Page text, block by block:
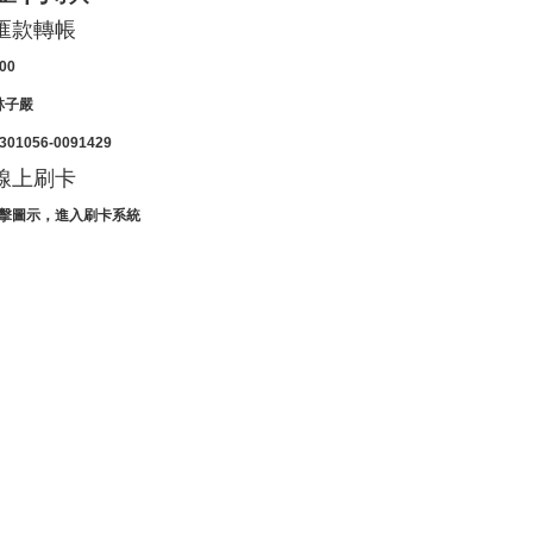
款轉帳
子嚴
0091429
上刷卡
圖示，進入刷卡系統